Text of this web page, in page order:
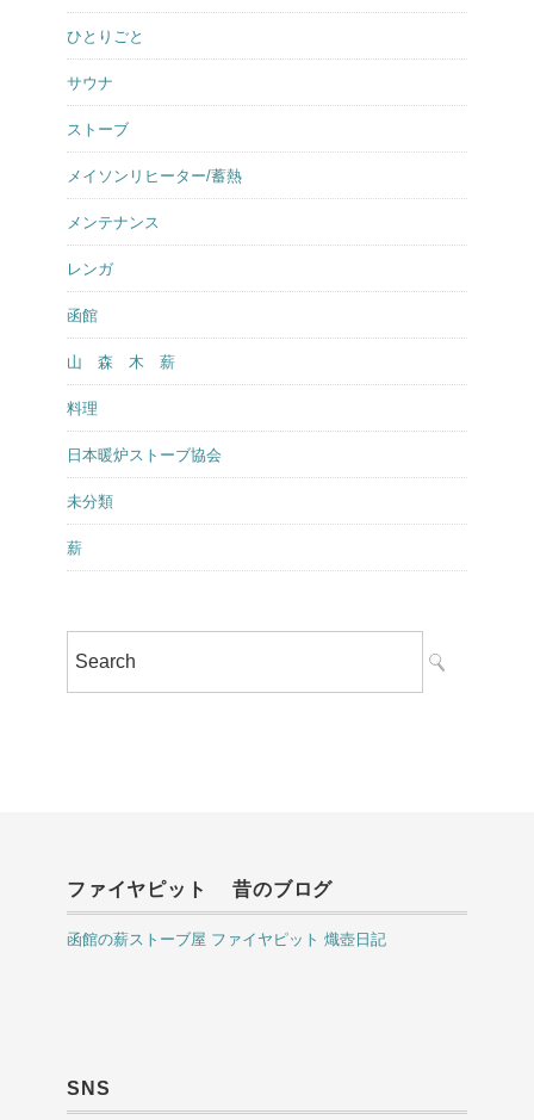
ひとりごと
サウナ
ストーブ
メイソンリヒーター/蓄熱
メンテナンス
レンガ
函館
山 森 木 薪
料理
日本暖炉ストーブ協会
未分類
薪
ファイヤピット 昔のブログ
函館の薪ストーブ屋 ファイヤピット 熾壺日記
SNS